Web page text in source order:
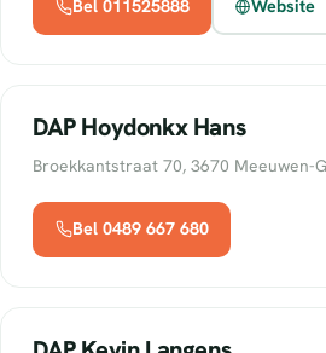
Bel 011525888 Website
DAP Hoydonkx Hans
Broekkantstraat 70, 3670 Meeuwen-
Bel 0489 667 680